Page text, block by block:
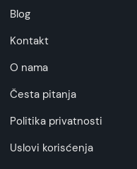
Blog
Kontakt
O nama
Česta pitanja
Politika privatnosti
Uslovi korisćenja